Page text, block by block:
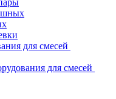
для смесей
для смесей